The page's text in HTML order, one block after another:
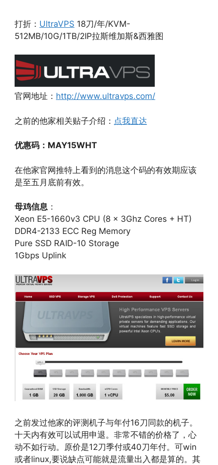
打折： UltraVPS 18刀/年/KVM-
512MB/10G/1TB/2IP拉斯维加斯&西雅图
官网地址： http://www.ultravps.com/
之前的他家相关贴子介绍： 点我直达
优惠码：MAY15WHT
在他家官网推特上看到的消息这个码的有效期应该
是至五月底前有效。
母鸡信息 ：
Xeon E5-1660v3 CPU (8 x 3Ghz Cores + HT)
DDR4-2133 ECC Reg Memory
Pure SSD RAID-10 Storage
1Gbps Uplink
之前发过他家的评测机子与年付16刀同款的机子。
十天内有效可以试用申退。非常不错的价格了，心
动不如行动。原价是12刀季付或40刀年付。可win
或者linux,要说缺点可能就是流量出入都是算的。其